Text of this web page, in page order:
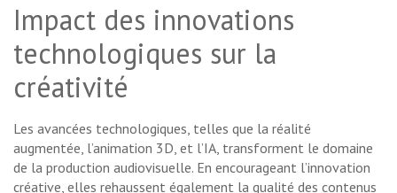
Impact des innovations
technologiques sur la
créativité
Les avancées technologiques, telles que la réalité
augmentée, l’animation 3D, et l’IA, transforment le domaine
de la production audiovisuelle. En encourageant l’innovation
créative, elles rehaussent également la qualité des contenus